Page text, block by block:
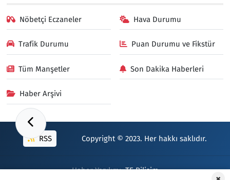
Nöbetçi Eczaneler Hava Durumu
Trafik Durumu Puan Durumu ve Fikstür
Tüm Manşetler Son Dakika Haberleri
Haber Arşivi
RSS Copyright © 2023. Her hakkı saklıdır.
Haber Yazılımı:TE Bilişim